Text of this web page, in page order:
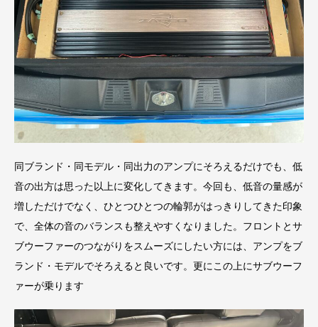
同ブランド・同モデル・同出力のアンプにそろえるだけでも、低
音の出方は思った以上に変化してきます。今回も、低音の量感が
増しただけでなく、ひとつひとつの輪郭がはっきりしてきた印象
で、全体の音のバランスも整えやすくなりました。フロントとサ
ブウーファーのつながりをスムーズにしたい方には、アンプをブ
ランド・モデルでそろえると良いです。更にこの上にサブウーフ
ァーが乗ります